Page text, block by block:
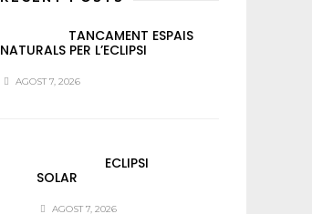
TANCAMENT ESPAIS
NATURALS PER L’ECLIPSI
AGOST 7, 2026
ECLIPSI
SOLAR
AGOST 7, 2026